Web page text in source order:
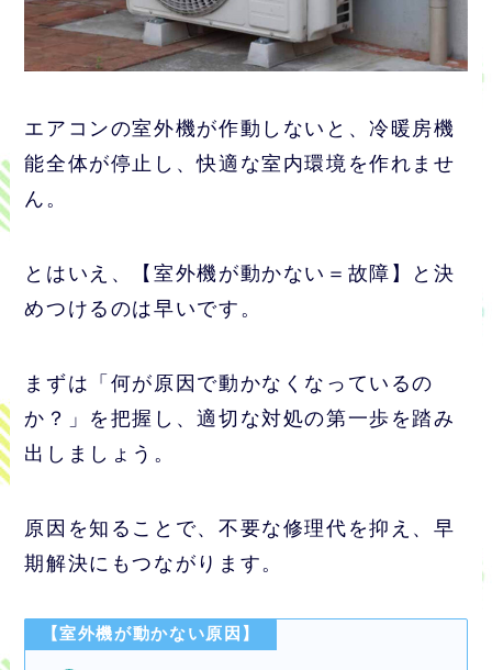
エアコンの室外機が作動しないと、冷暖房機
能全体が停止し、快適な室内環境を作れませ
ん。
とはいえ、【室外機が動かない＝故障】と決
めつけるのは早いです。
まずは「何が原因で動かなくなっているの
か？」を把握し、適切な対処の第一歩を踏み
出しましょう。
原因を知ることで、不要な修理代を抑え、早
期解決にもつながります。
【室外機が動かない原因】